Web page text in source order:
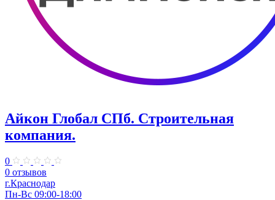
Айкон Глобал СПб. Строительная
компания.
0
0 отзывов
г.Краснодар
Пн-Вс 09:00-18:00